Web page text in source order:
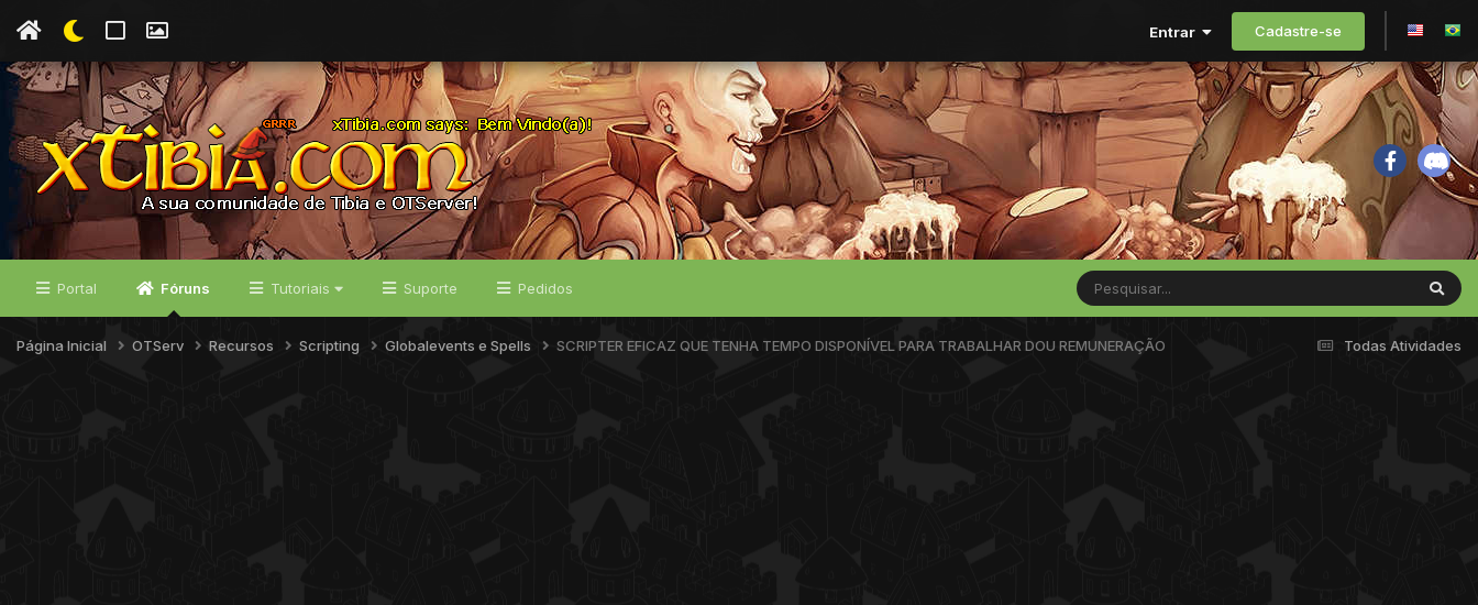
Entrar Cadastre-se
Portal Fóruns Tutoriais Suporte Pedidos
Todas Atividades
Página Inicial OTServ Recursos Scripting Globalevents e Spells SCRIPTER EFICAZ QUE TENHA TEMPO DISPONÍVEL PARA TRABALHAR DOU REMUNERAÇÃO